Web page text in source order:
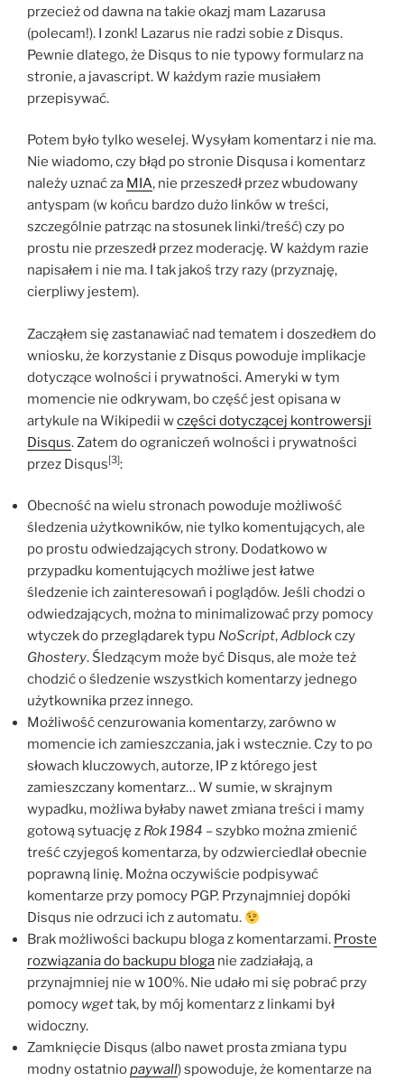
przecież od dawna na takie okazj mam Lazarusa
(polecam!). I zonk! Lazarus nie radzi sobie z Disqus.
Pewnie dlatego, że Disqus to nie typowy formularz na
stronie, a javascript. W każdym razie musiałem
przepisywać.
Potem było tylko weselej. Wysyłam komentarz i nie ma.
Nie wiadomo, czy błąd po stronie Disqusa i komentarz
należy uznać za MIA, nie przeszedł przez wbudowany
antyspam (w końcu bardzo dużo linków w treści,
szczególnie patrząc na stosunek linki/treść) czy po
prostu nie przeszedł przez moderację. W każdym razie
napisałem i nie ma. I tak jakoś trzy razy (przyznaję,
cierpliwy jestem).
Zacząłem się zastanawiać nad tematem i doszedłem do
wniosku, że korzystanie z Disqus powoduje implikacje
dotyczące wolności i prywatności. Ameryki w tym
momencie nie odkrywam, bo część jest opisana w
artykule na Wikipedii wczęści dotyczącej kontrowersji
Disqus. Zatem do ograniczeń wolności i prywatności
przez Disqus[3]:
Obecność na wielu stronach powoduje możliwość
śledzenia użytkowników, nie tylko komentujących, ale
po prostu odwiedzających strony. Dodatkowo w
przypadku komentujących możliwe jest łatwe
śledzenie ich zainteresowań i poglądów. Jeśli chodzi o
odwiedzających, można to minimalizować przy pomocy
wtyczek do przeglądarek typu NoScript,Adblockczy
Ghostery. Śledzącym może być Disqus, ale może też
chodzić o śledzenie wszystkich komentarzy jednego
użytkownika przez innego.
Możliwość cenzurowania komentarzy, zarówno w
momencie ich zamieszczania, jak i wstecznie. Czy to po
słowach kluczowych, autorze, IP z którego jest
zamieszczany komentarz… W sumie, w skrajnym
wypadku, możliwa byłaby nawet zmiana treści i mamy
gotową sytuację z Rok 1984 – szybko można zmienić
treść czyjegoś komentarza, by odzwierciedlał obecnie
poprawną linię. Można oczywiście podpisywać
komentarze przy pomocy PGP. Przynajmniej dopóki
Disqus nie odrzuci ich z automatu.
Brak możliwości backupu bloga z komentarzami. Proste
rozwiązania do backupu bloga nie zadziałają, a
przynajmniej nie w 100%. Nie udało mi się pobrać przy
pomocy wgettak, by mój komentarz z linkami był
widoczny.
Zamknięcie Disqus (albo nawet prosta zmiana typu
modny ostatniopaywall) spowoduje, że komentarze na